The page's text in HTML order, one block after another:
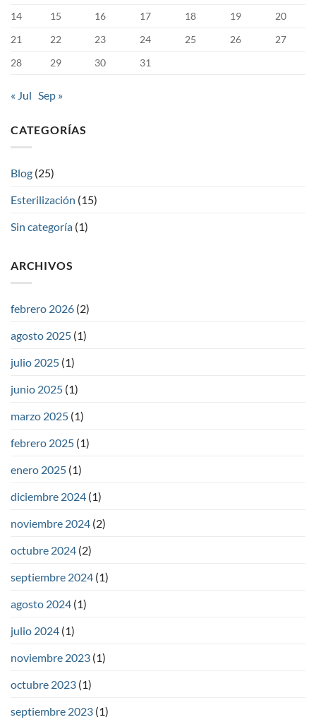
14
15 16 17 18 19
20
21
22 23 24 25 26
27
28
29 30 31
« Jul Sep »
CATEGORÍAS
Blog (25)
Esterilización (15)
Sin categoría (1)
ARCHIVOS
febrero 2026 (2)
agosto 2025 (1)
julio 2025 (1)
junio 2025 (1)
marzo 2025 (1)
febrero 2025 (1)
enero 2025 (1)
diciembre 2024 (1)
noviembre 2024 (2)
octubre 2024 (2)
septiembre 2024 (1)
agosto 2024 (1)
julio 2024 (1)
noviembre 2023 (1)
octubre 2023 (1)
septiembre 2023 (1)